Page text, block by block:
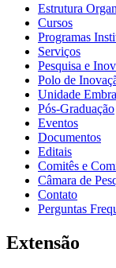
Estrutura
Cursos
Programas
Serviços
Pesquisa e
Polo de
Unidade
Pós-Graduação
Eventos
Documentos
Editais
Comitês e
Câmara de
Contato
Perguntas
Extensão